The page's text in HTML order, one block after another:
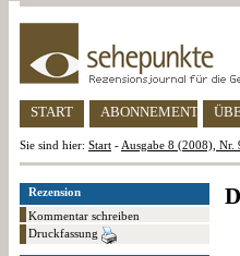
START ABONNEMENT
Sie sind hier: Start - Ausgabe 8 (2008), Nr.
Rezension
Kommentar schreiben
Druckfassung